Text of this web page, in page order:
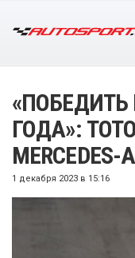
«ПОБЕДИТЬ
ГОДА»:
MERCEDES-
1 декабря 2023 в 15:16